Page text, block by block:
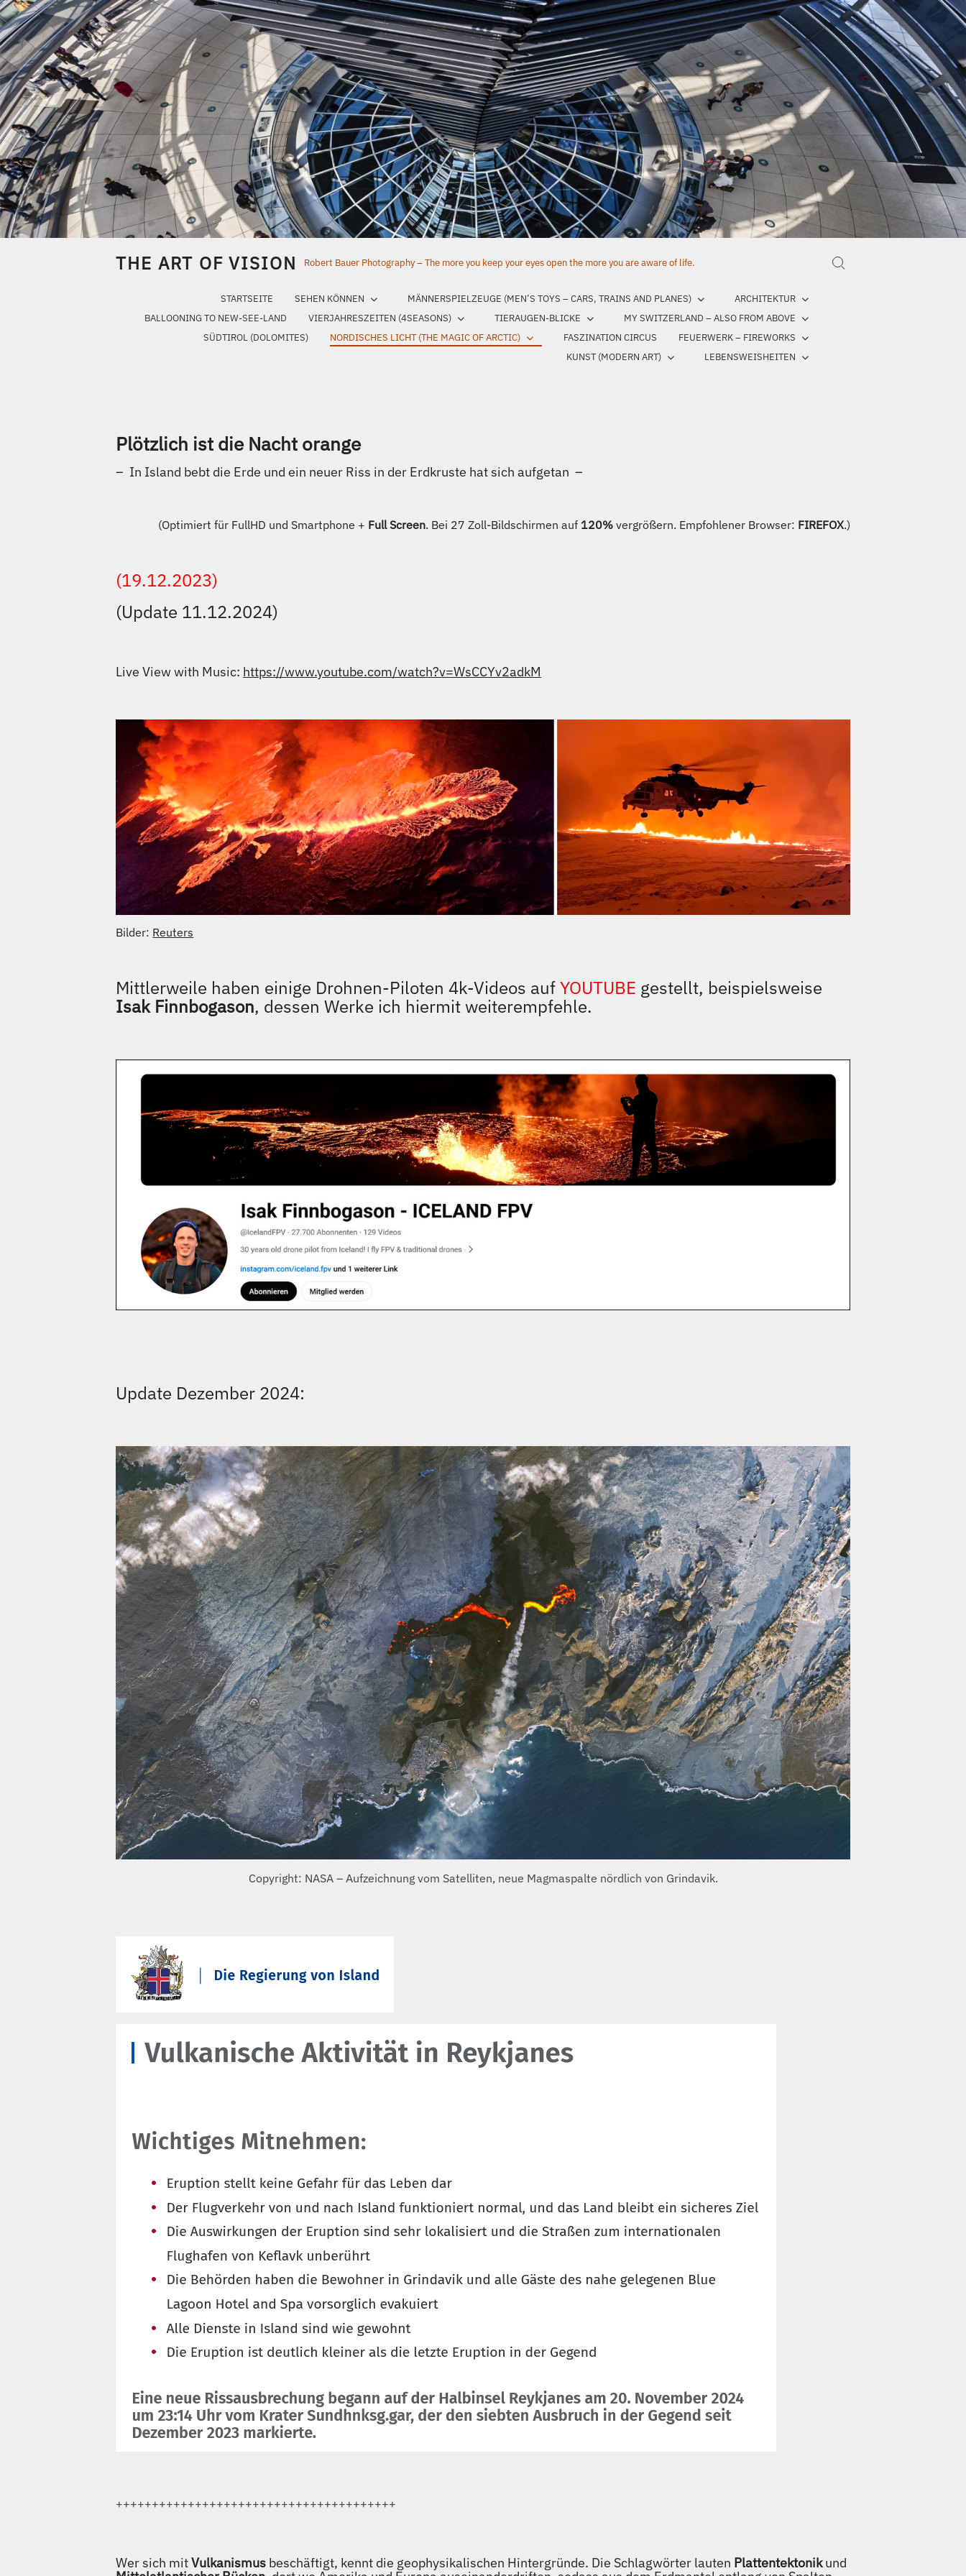
Skip
to
content
THE ART OF VISION Robert Bauer Photography – The more you keep your eyes open the more you are aware of life.
STARTSEITE SEHEN KÖNNEN MÄNNERSPIELZEUGE (MEN’S TOYS – CARS, TRAINS AND PLANES)
ARCHITEKTUR
BALLOONING TO NEW-SEE-LAND
VIERJAHRESZEITEN (4SEASONS) TIERAUGEN-BLICKE
MY SWITZERLAND – ALSO FROM ABOVE
SÜDTIROL (DOLOMITES)
NORDISCHES LICHT (THE MAGIC OF ARCTIC) FASZINATION CIRCUS
FEUERWERK – FIREWORKS
KUNST (MODERN ART)
LEBENSWEISHEITEN
Search for:
Plötzlich ist die Nacht orange
– In Island bebt die Erde und ein neuer Riss in der Erdkruste hat sich aufgetan –
​(Optimiert für FullHD und Smartphone + Full Screen. Bei 27 Zoll-Bildschirmen auf 120%vergrößern. Empfohlener Browser: FIREFOX.)
(19.12.2023)
(Update 11.12.2024)
Live View with Music: https://www.youtube.com/watch?v=WsCCYv2adkM
Bilder: Reuters
Mittlerweile haben einige Drohnen-Piloten 4k-Videos aufYOUTUBE gestellt, beispielsweise
Isak Finnbogason, dessen Werke ich hiermit weiterempfehle.
Update Dezember 2024:
Copyright: NASA – Aufzeichnung vom Satelliten, neue Magmaspalte nördlich von Grindavik.
+++++++++++++++++++++++++++++++++++++++
Wer sich mitVulkanismus beschäftigt, kennt die geophysikalischen Hintergründe. Die Schlagwörter lauten Plattentektonikund